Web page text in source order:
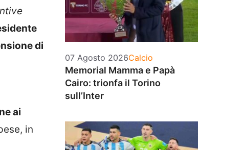
di
ai
in
07 Agosto 2026Categorie
Calcio
Memorial Mamma e Papà
Cairo: trionfa il Torino
sull’Inter